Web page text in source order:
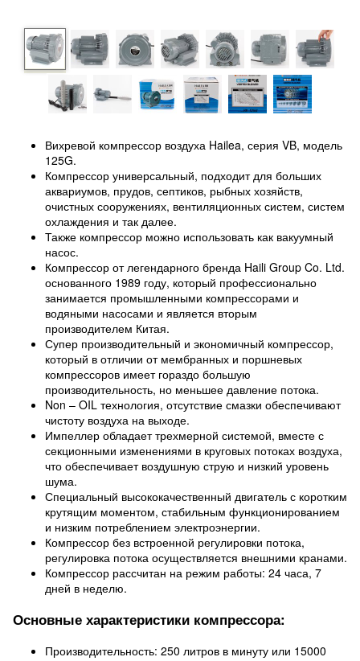
Вихревой компрессор воздуха Hailea, серия VB, модель
125G.
Компрессор универсальный, подходит для больших
аквариумов, прудов, септиков, рыбных хозяйств,
очистных сооружениях, вентиляционных систем, систем
охлаждения и так далее.
Также компрессор можно использовать как вакуумный
насос.
Компрессор от легендарного бренда Haili Group Co. Ltd.
основанного 1989 году, который профессионально
занимается промышленными компрессорами и
водяными насосами и является вторым
производителем Китая.
Супер производительный и экономичный компрессор,
который в отличии от мембранных и поршневых
компрессоров имеет гораздо большую
производительность, но меньшее давление потока.
Non – OIL технология, отсутствие смазки обеспечивают
чистоту воздуха на выходе.
Импеллер обладает трехмерной системой, вместе с
секционными изменениями в круговых потоках воздуха,
что обеспечивает воздушную струю и низкий уровень
шума.
Специальный высококачественный двигатель с коротким
крутящим моментом, стабильным функционированием
и низким потреблением электроэнергии.
Компрессор без встроенной регулировки потока,
регулировка потока осуществляется внешними кранами.
Компрессор рассчитан на режим работы: 24 часа, 7
дней в неделю.
Основные характеристики компрессора:
Производительность: 250 литров в минуту или 15000